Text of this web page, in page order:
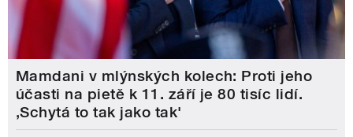
Mamdani v mlýnských kolech: Proti jeho
účasti na pietě k 11. září je 80 tisíc lidí.
‚Schytá to tak jako tak'